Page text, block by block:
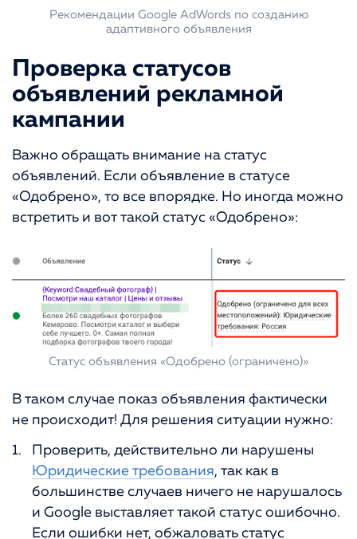
Рекомендации Google AdWords по созданию
адаптивного объявления
Проверка статусов
объявлений рекламной
кампании
Важно обращать внимание на статус
объявлений. Если объявление в статусе
«Одобрено», то все впорядке. Но иногда можно
встретить и вот такой статус «Одобрено»:
Статус объявления «Одобрено (ограничено)»
В таком случае показ объявления фактически
не происходит! Для решения ситуации нужно:
Проверить, действительно ли нарушены
Юридические требования, так как в
большинстве случаев ничего не нарушалось
и Google выставляет такой статус ошибочно.
Если ошибки нет, обжаловать статус